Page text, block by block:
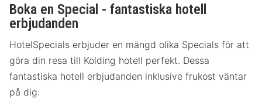
Boka en Special - fantastiska hotell
erbjudanden
HotelSpecials erbjuder en mängd olika Specials för att
göra din resa till Kolding hotell perfekt. Dessa
fantastiska hotell erbjudanden inklusive frukost väntar
på dig: